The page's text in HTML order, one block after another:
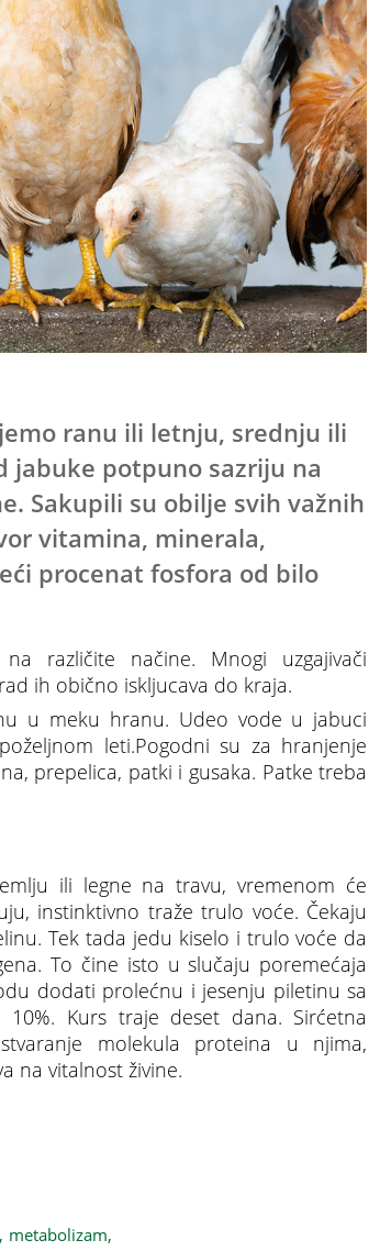
ranu ili letnju, srednju ili
jabuke potpuno sazriju na
Sakupili su obilje svih važnih
vitamina, minerala,
procenat fosfora od bilo
različite načine. Mnogi uzgajivači
ih obično iskljucava do kraja.
u meku hranu. Udeo vode u jabuci
leti.Pogodni su za hranjenje
prepelica, patki i gusaka. Patke treba
ili legne na travu, vremenom će
instinktivno traže trulo voće. Čekaju
Tek tada jedu kiselo i trulo voće da
To čine isto u slučaju poremećaja
dodati prolećnu i jesenju piletinu sa
Kurs traje deset dana. Sirćetna
molekula proteina u njima,
na vitalnost živine.
metabolizam,